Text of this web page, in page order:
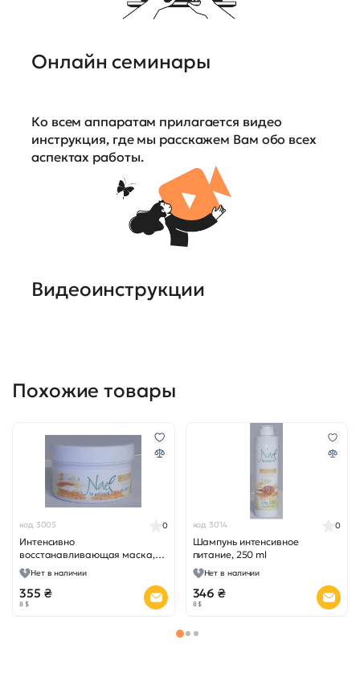
Онлайн семинары
Ко всем аппаратам прилагается видео
инструкция, где мы расскажем Вам обо всех
аспектах работы.
Видеоинструкции
Похожие товары
код 3005
Интенсивно
восстанавливающая маска,
500 мл.
0
Нет в наличии
355 ₴
8 $
код 3014
Шампунь интенсивное
питание, 250 ml
0
Нет в наличии
346 ₴
8 $